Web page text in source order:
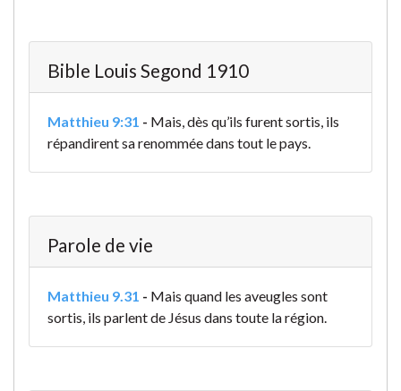
Bible Louis Segond 1910
Matthieu 9:31 - Mais, dès qu’ils furent sortis, ils
répandirent sa renommée dans tout le pays.
Parole de vie
Matthieu 9.31 - Mais quand les aveugles sont
sortis, ils parlent de Jésus dans toute la région.